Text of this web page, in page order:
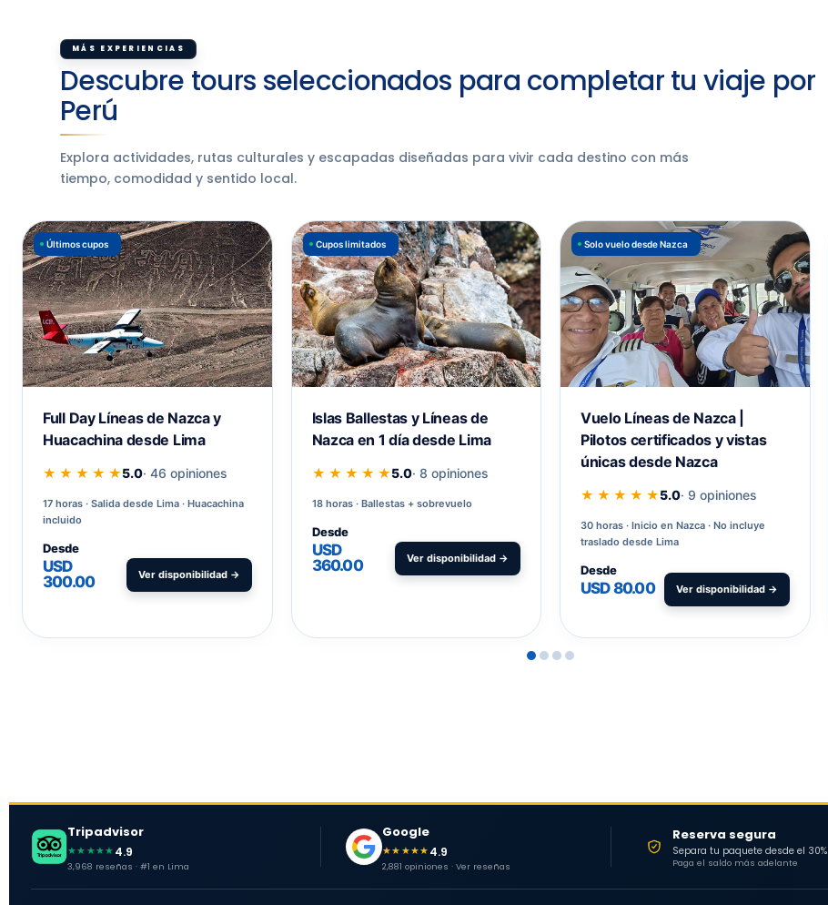
MÁS EXPERIENCIAS
Descubre tours seleccionados para completar tu viaje por
Perú
Explora actividades, rutas culturales y escapadas diseñadas para vivir cada destino con más
tiempo, comodidad y sentido local.
Últimos cupos
Full Day Líneas de Nazca y
Huacachina desde Lima
★ ★ ★ ★ ★5.0· 46 opiniones
17 horas
Salida desde Lima · Huacachina
incluido
Desde
USD
300.00
Ver disponibilidad →
Cupos limitados
Islas Ballestas y Líneas de
Nazca en 1 día desde Lima
★ ★ ★ ★ ★5.0· 8 opiniones
18 horas Ballestas + sobrevuelo
Desde
USD
360.00
Ver disponibilidad →
Solo vuelo desde Nazca
Vuelo Líneas de Nazca |
Pilotos certificados y vistas
únicas desde Nazca
★ ★ ★ ★ ★5.0· 9 opiniones
30 horas
Inicio en Nazca · No incluye
traslado desde Lima
Desde
USD 80.00 Ver disponibilidad →
Tripadvisor
★★★★★ 4.9
3,968 reseñas · #1 en Lima
Google
★★★★★ 4.9
2,881 opiniones · Ver reseñas
Reserva segura
Separa tu paquete desde el 30%
Paga el saldo más adelante